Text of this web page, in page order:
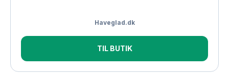
Haveglad.dk
TIL BUTIK